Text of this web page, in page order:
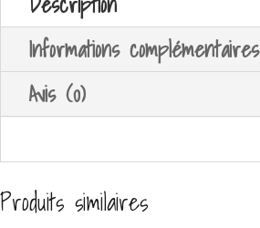
Informations complémentaires
Avis (0)
Produits similaires